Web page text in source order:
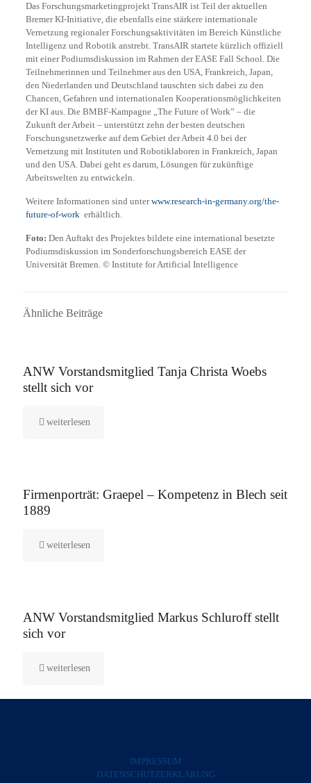
Das Forschungsmarketingprojekt TransAIR ist Teil der aktuellen
Bremer KI-Initiative, die ebenfalls eine stärkere internationale
Vernetzung regionaler Forschungsaktivitäten im Bereich Künstliche
Intelligenz und Robotik anstrebt. TransAIR startete kürzlich offiziell
mit einer Podiumsdiskussion im Rahmen der EASE Fall School. Die
Teilnehmerinnen und Teilnehmer aus den USA, Frankreich, Japan,
den Niederlanden und Deutschland tauschten sich dabei zu den
Chancen, Gefahren und internationalen Kooperationsmöglichkeiten
der KI aus. Die BMBF-Kampagne „The Future of Work” – die
Zukunft der Arbeit – unterstützt zehn der besten deutschen
Forschungsnetzwerke auf dem Gebiet der Arbeit 4.0 bei der
Vernetzung mit Instituten und Robotiklaboren in Frankreich, Japan
und den USA. Dabei geht es darum, Lösungen für zukünftige
Arbeitswelten zu entwickeln.
Weitere Informationen sind unterwww.research-in-germany.org/the-
future-of-work erhältlich.
Foto: Den Auftakt des Projektes bildete eine international besetzte
Podiumsdiskussion im Sonderforschungsbereich EASE der
Universität Bremen. © Institute for Artificial Intelligence
Ähnliche Beiträge
ANW Vorstandsmitglied Tanja Christa Woebs
stellt sich vor
weiterlesen
Firmenporträt: Graepel – Kompetenz in Blech seit
1889
weiterlesen
ANW Vorstandsmitglied Markus Schluroff stellt
sich vor
weiterlesen
IMPRESSUM
DATENSCHUTZERKLÄRUNG